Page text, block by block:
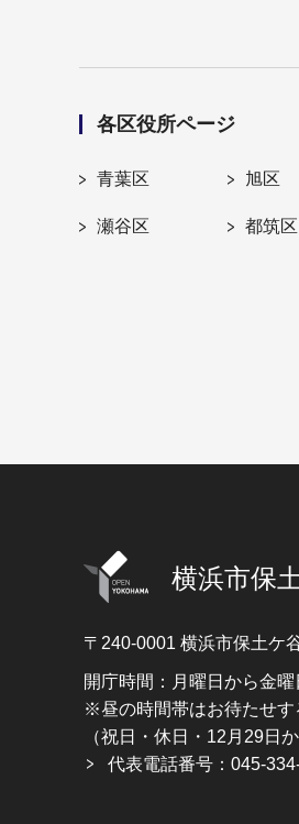
各区役所ページ
青葉区 旭区
瀬谷区 都筑区
横浜市保
〒240-0001 横浜市保土ケ
開庁時間：月曜日から金
※昼の時間帯はお待たせす
（祝日・休日・12月29日
代表電話番号：045-